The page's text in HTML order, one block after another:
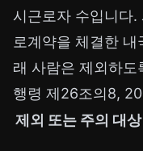
시근로자 수입니다
로계약을 체결한
래 사람은 제외하도
행령 제26조의8,
제외 또는 주의 대상